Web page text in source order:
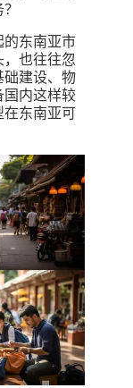
的东南亚市
也往往忽
础建设、物
国内这样较
在东南亚可